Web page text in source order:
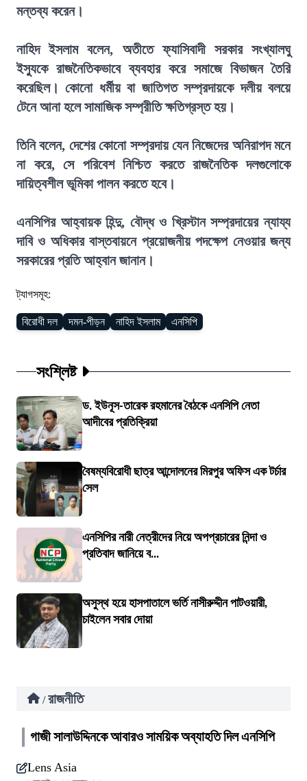
মন্তব্য করেন।
নাহিদ ইসলাম বলেন, অতীতে ফ্যাসিবাদী সরকার সংখ্যালঘু
ইস্যুকে রাজনৈতিকভাবে ব্যবহার করে সমাজে বিভাজন তৈরি
করেছিল। কোনো ধর্মীয় বা জাতিগত সম্প্রদায়কে দলীয় বলয়ে
টেনে আনা হলে সামাজিক সম্প্রীতি ক্ষতিগ্রস্ত হয়।
তিনি বলেন, দেশের কোনো সম্প্রদায় যেন নিজেদের অনিরাপদ মনে
না করে, সে পরিবেশ নিশ্চিত করতে রাজনৈতিক দলগুলোকে
দায়িত্বশীল ভূমিকা পালন করতে হবে।
এনসিপির আহ্বায়ক হিন্দু, বৌদ্ধ ও খ্রিস্টান সম্প্রদায়ের ন্যায্য
দাবি ও অধিকার বাস্তবায়নে প্রয়োজনীয় পদক্ষেপ নেওয়ার জন্য
সরকারের প্রতি আহ্বান জানান।
ট্যাগসমূহ:
বিরোধী দল দমন-পীড়ন নাহিদ ইসলাম এনসিপি
সংশ্লিষ্ট
ড. ইউনূস-তারেক রহমানের বৈঠকে এনসিপি নেতা
আদীবের প্রতিক্রিয়া
বৈষম্যবিরোধী ছাত্র আন্দোলনের মিরপুর অফিস এক টর্চার
সেল
এনসিপির নারী নেত্রীদের নিয়ে অপপ্রচারের নিন্দা ও
প্রতিবাদ জানিয়ে ব...
অসুস্থ হয়ে হাসপাতালে ভর্তি নাসীরুদ্দীন পাটওয়ারী,
চাইলেন সবার দোয়া
/ রাজনীতি
গাজী সালাউদ্দিনকে আবারও সাময়িক অব্যাহতি দিল এনসিপি
Lens Asia